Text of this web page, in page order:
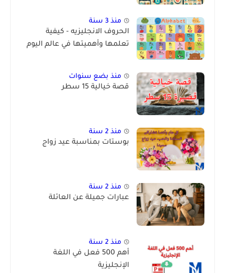
منذ 3 سنة
الحروف الانجليزيه - كيفية
تعلمها وأهميتها في عالم اليوم
منذ بضع سنوات
قصة خيالية 15 سطر
منذ 2 سنة
بوستات بمناسبة عيد زواج
منذ 2 سنة
عبارات جميلة عن العائلة
منذ 2 سنة
أهم 500 فعل في اللغة
الإنجليزية